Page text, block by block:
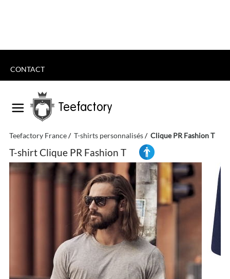
CONTACT
Teefactory
Teefactory France T-shirts personnalisés Clique PR Fashion T
T-shirt Clique PR Fashion T